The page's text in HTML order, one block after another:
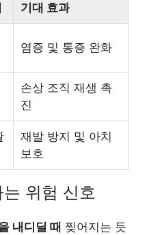
기대 효과
염증 및 통증 완화
손상 조직 재생 촉
진
재발 방지 및 아치
보호
위험 신호
내디딜 때 찢어지는 듯